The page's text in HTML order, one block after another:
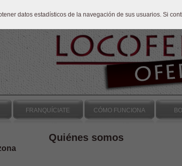
datos estadísticos de la navegación de sus usuarios. Si
FRANQUÍCIATE CÓMO FUNCIONA
Quiénes somos